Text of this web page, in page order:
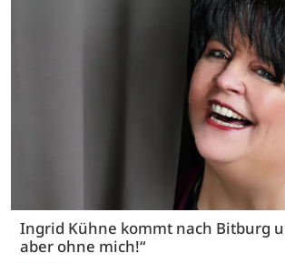
Ingrid Kühne kommt nach Bitburg
aber ohne mich!“